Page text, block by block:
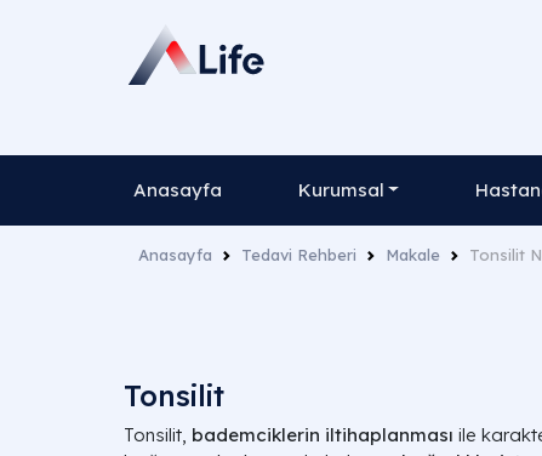
Anasayfa Kurumsal
Anasayfa Tedavi Rehberi Makale Tonsilit
Tonsilit
Tonsilit, bademciklerin iltihaplanması ile